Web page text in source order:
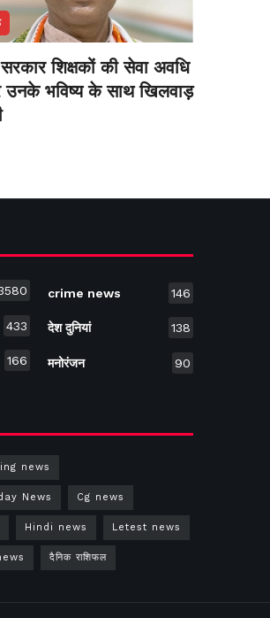
शिक्षकों की सेवा अवधि
उनके भविष्य के साथ खिलवाड़
433
166
crime news 146
देश दुनियां 138
मनोरंजन 90
news
News Cg news
Hindi news Letest news
दैनिक राशिफल